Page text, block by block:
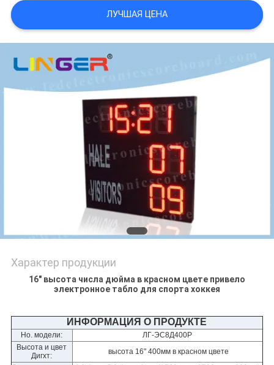
PRIVACY
POLICY
ЛУЧШАЯ ЦЕНА
Характер продукции
16" высота числа дюйма в красном цвете привело
электронное табло для спорта хоккея
ИНФОРМАЦИЯ О ПРОДУКТЕ
Но. модели:
ЛГ-ЭС8Д400Р
Высота и цвет
Дигхт:
высота 16" 400мм в красном цвете